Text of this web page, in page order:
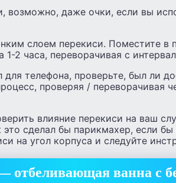
возможно, даже очки, если вы
слоем перекиси. Поместите в
1-2 часа, переворачивая с
телефона, проверьте, был ли
проверяя / переворачивая
влияние перекиси на ваш
это сделал бы парикмахер, если
на угол корпуса и следуйте
отбеливающая ванна с